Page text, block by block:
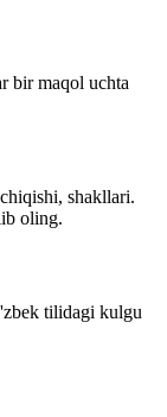
bir maqol uchta
shakllari.
oling.
tilidagi kulgu